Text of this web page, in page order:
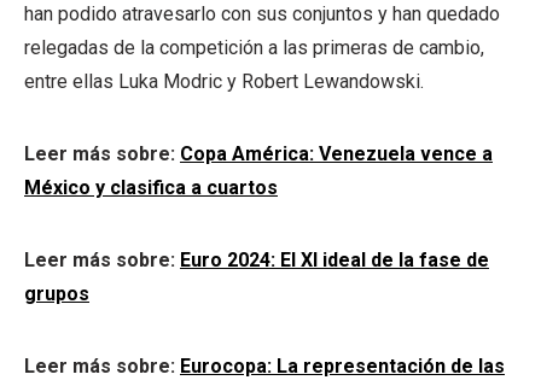
han podido atravesarlo con sus conjuntos y han quedado
relegadas de la competición a las primeras de cambio,
entre ellas Luka Modric y Robert Lewandowski.
Leer más sobre: Copa América: Venezuela vence a
México y clasifica a cuartos
Leer más sobre: Euro 2024: El XI ideal de la fase de
grupos
Leer más sobre: Eurocopa: La representación de las